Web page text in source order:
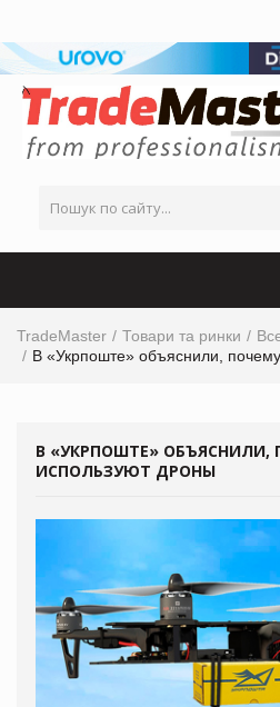
TradeMaster Товари та ринки
В «Укрпоште» объяснили,
В «УКРПОШТЕ» ОБЪЯСНИЛИ,
ИСПОЛЬЗУЮТ ДРОНЫ